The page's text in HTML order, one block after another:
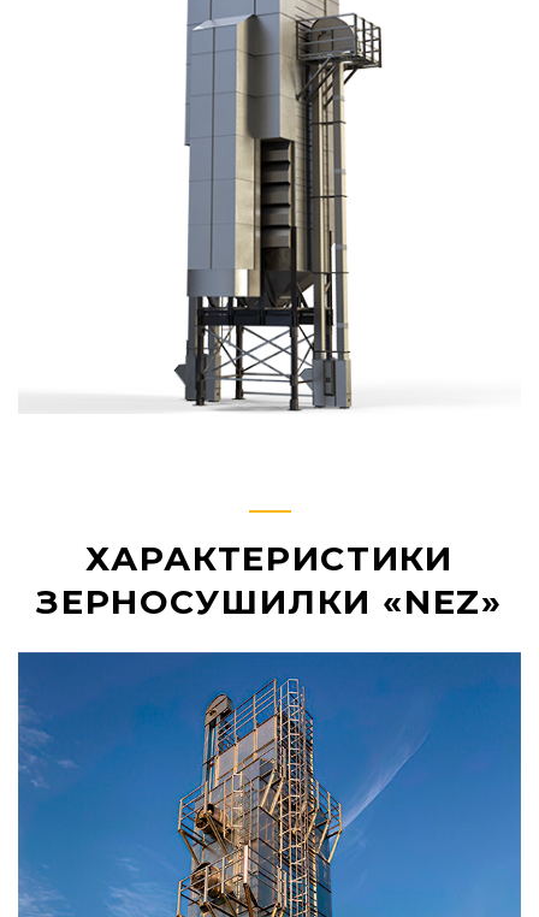
ХАРАКТЕРИСТИКИ
ЗЕРНОСУШИЛКИ «NEZ»